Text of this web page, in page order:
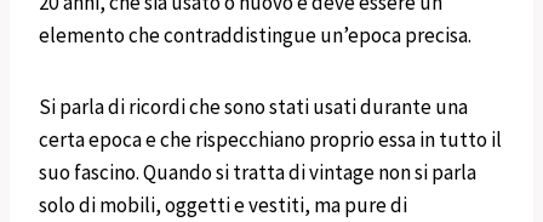
elemento che contraddistingue un’epoca precisa.
Si parla di ricordi che sono stati usati durante una
certa epoca e che rispecchiano proprio essa in tutto il
suo fascino. Quando si tratta di vintage non si parla
solo di mobili, oggetti e vestiti, ma pure di